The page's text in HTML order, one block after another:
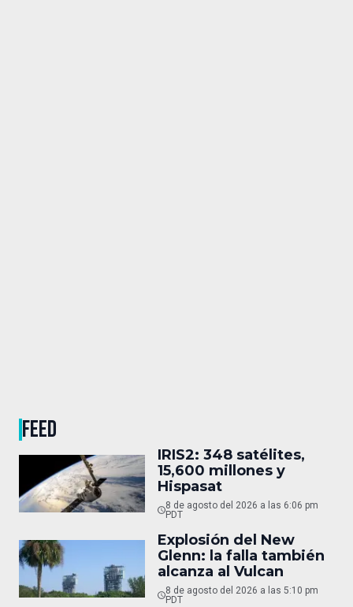
FEED
IRIS2: 348 satélites,
15,600 millones y
Hispasat
8 de agosto del 2026 a las 6:06 pm
PDT
Explosión del New
Glenn: la falla también
alcanza al Vulcan
8 de agosto del 2026 a las 5:10 pm
PDT